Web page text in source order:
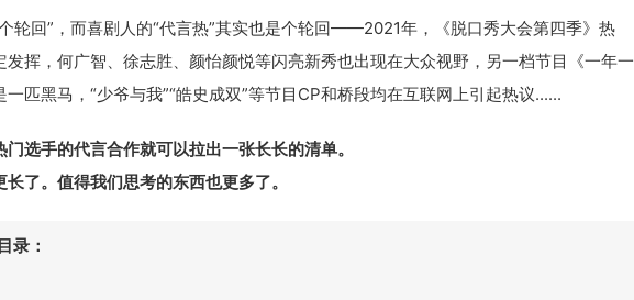
轮回”，而喜剧人的“代言热”其实也是个轮回——2021年，《脱口秀大会第四季》热
发挥，何广智、徐志胜、颜怡颜悦等闪亮新秀也出现在大众视野，另一档节目《一年一
匹黑马，“少爷与我”“皓史成双”等节目CP和桥段均在互联网上引起热议......
选手的代言合作就可以拉出一张长长的清单。
了。值得我们思考的东西也更多了。
录：